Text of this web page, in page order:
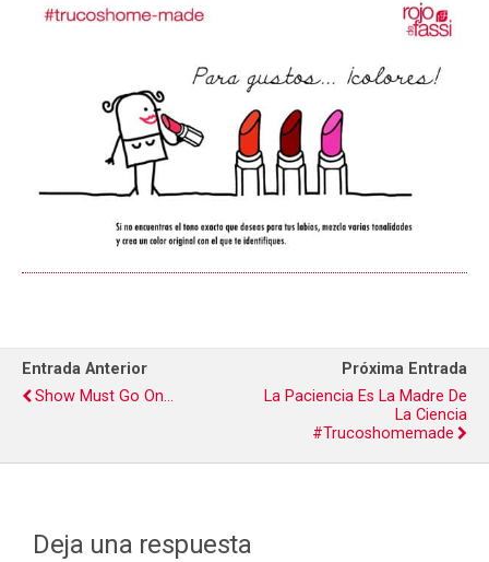
Entrada Anterior
Show Must Go On...
Próxima Entrada
La Paciencia Es La Madre De
La Ciencia
#trucoshomemade
Deja una respuesta